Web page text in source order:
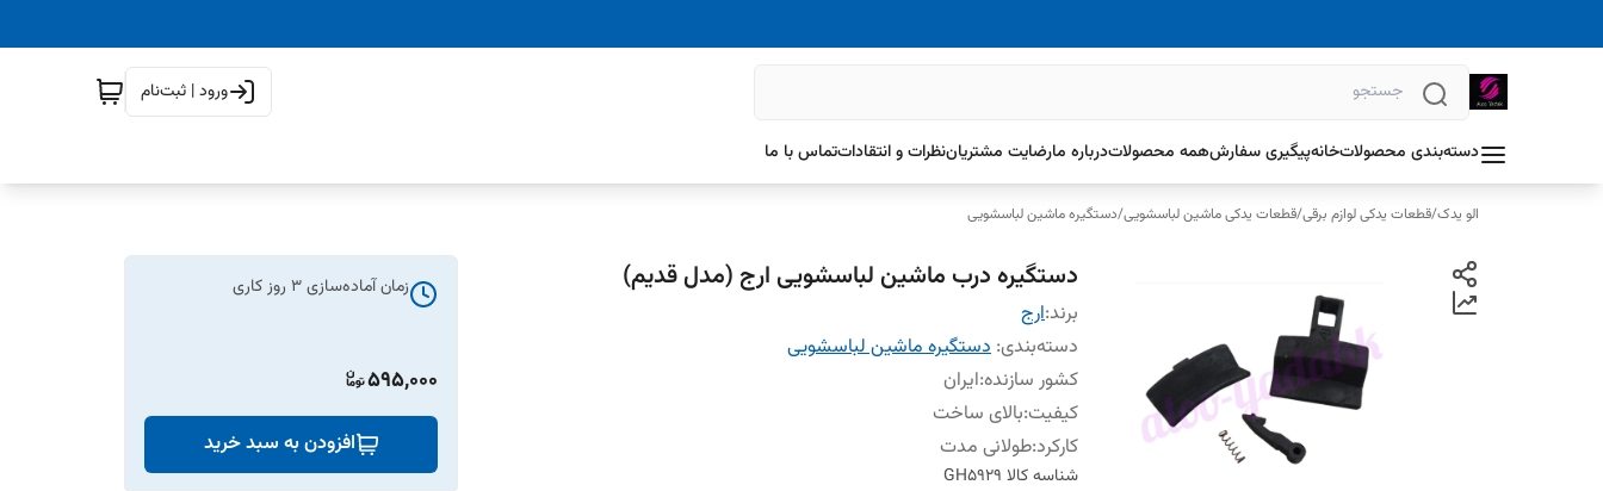
ورود | ثبت‌نام
دسته‌بندی محصولاتخانهپیگیری سفارشهمه محصولاتدرباره مارضایت مشتریاننظرات و انتقاداتتماس با ما
الو یدک/قطعات یدکی لوازم برقی/قطعات یدکی ماشین لباسشویی/دستگیره ماشین لباسشویی
دستگیره درب ماشین لباسشویی ارج (مدل قدیم)
برند:ارج
دسته‌بندی: دستگیره ماشین لباسشویی
کشور سازنده:ایران
کیفیت:بالای ساخت
کارکرد:طولانی مدت
شناسه کالا GH5929
زمان آماده‌سازی3 روز کاری
595,000
افزودن به سبد خرید